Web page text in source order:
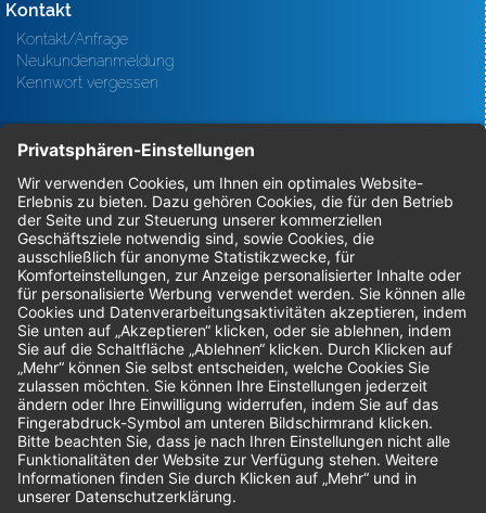
Kontakt
Kontakt/Anfrage
Neukundenanmeldung
Kennwort vergessen
Bestellungen
Sendung verfolgen
Geprüfter Shop